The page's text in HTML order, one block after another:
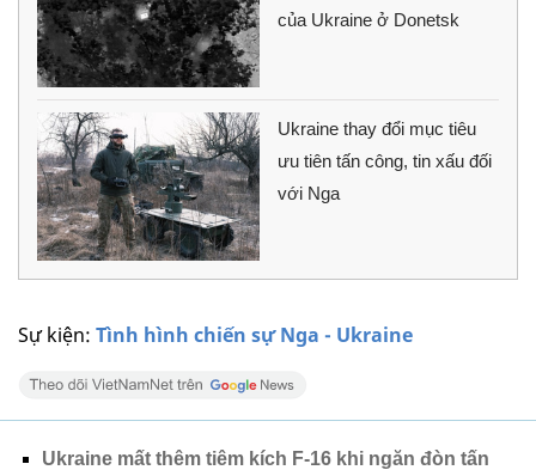
Sự kiện: Tình hình chiến sự Nga - Ukraine
của Ukraine ở Donetsk
Ukraine thay đổi mục tiêu
ưu tiên tấn công, tin xấu đối
với Nga
Ukraine mất thêm tiêm kích F-16 khi ngăn đòn tấn